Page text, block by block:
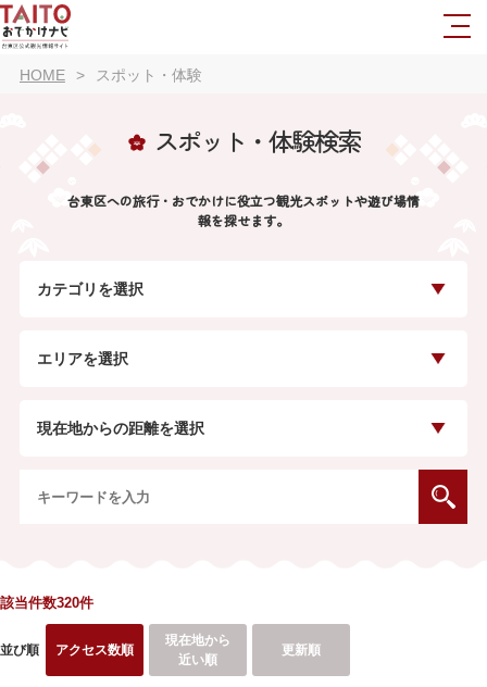
HOME スポット・体験
スポット・体験検索
台東区への旅行・おでかけに役立つ観光スポットや遊び場情
報を探せます。
カテゴリを選択
エリアを選択
現在地からの距離を選択
該当件数320件
並び順 アクセス数順
現在地から
近い順
更新順